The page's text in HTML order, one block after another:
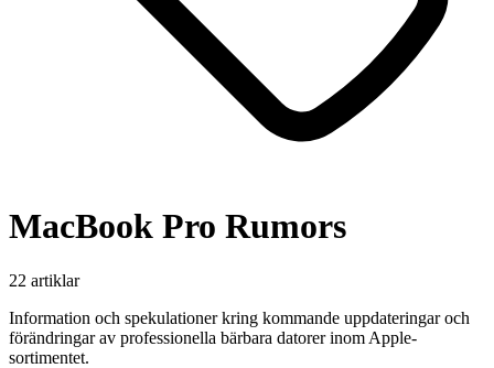
MacBook Pro Rumors
22 artiklar
Information och spekulationer kring kommande uppdateringar och
förändringar av professionella bärbara datorer inom Apple-
sortimentet.